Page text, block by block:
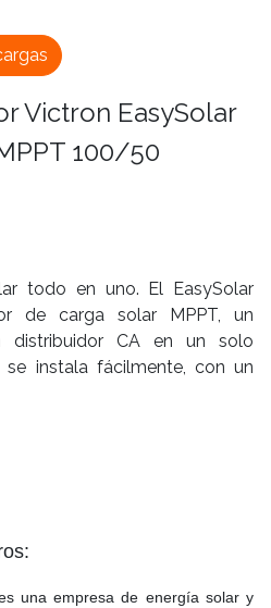
Victron EasySolar
100/50
todo en uno. El EasySolar
de carga solar MPPT, un
distribuidor CA en un solo
instala fácilmente, con un
una empresa de energía solar y